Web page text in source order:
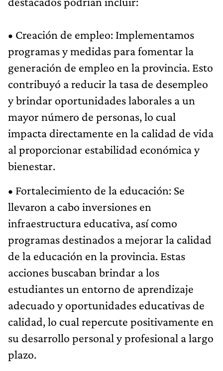
• Creación de empleo: Implementamos
programas y medidas para fomentar la
generación de empleo en la provincia. Esto
contribuyó a reducir la tasa de desempleo
y brindar oportunidades laborales a un
mayor número de personas, lo cual
impacta directamente en la calidad de vida
al proporcionar estabilidad económica y
bienestar.
• Fortalecimiento de la educación: Se
llevaron a cabo inversiones en
infraestructura educativa, así como
programas destinados a mejorar la calidad
de la educación en la provincia. Estas
acciones buscaban brindar a los
estudiantes un entorno de aprendizaje
adecuado y oportunidades educativas de
calidad, lo cual repercute positivamente en
su desarrollo personal y profesional a largo
plazo.